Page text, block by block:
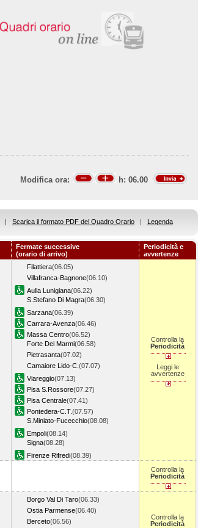
Modifica ora: h: 06.00
| Scarica il formato PDF del Quadro Orario | Legenda
Fermate successive
(orario di arrivo)
Periodicità e
avvertenze
Filattiera(06.05)
Villafranca-Bagnone(06.10)
Aulla Lunigiana(06.22)
S.Stefano Di Magra(06.30)
Sarzana(06.39)
Carrara-Avenza(06.46)
Massa Centro(06.52)
Forte Dei Marmi(06.58)
Pietrasanta(07.02)
Camaiore Lido-C. (07.07)
Viareggio(07.13)
Pisa S.Rossore(07.27)
Pisa Centrale(07.41)
Pontedera-C.T.(07.57)
S.Miniato-Fucecchio(08.08)
Empoli(08.14)
Signa(08.28)
Firenze Rifredi(08.39)
Controlla la
Periodicità
Leggi le
avvertenze
Controlla la
Periodicità
Borgo Val Di Taro(06.33)
Ostia Parmense(06.40)
Berceto(06.56)
Controlla la
Periodicità